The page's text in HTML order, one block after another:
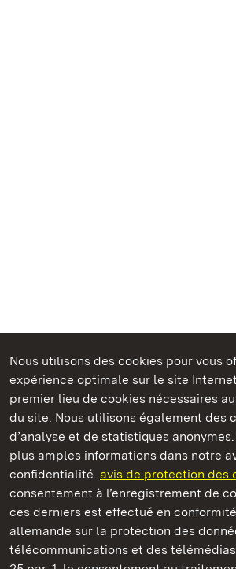
Nous utilisons des cookies pour vous
expérience optimale sur le site
premier lieu de cookies nécessaires
du site. Nous utilisons également des
d’analyse et de statistiques
plus amples informations dans notre
confidentialité. avis de protection des
consentement à l’enregistrement de
ces derniers est effectué en
allemande sur la protection des
télécommunications et des télémédias
Châteaux et jardins publics du
Staatliche Schlösser und Gärten
Châteaux et jardins publics du Bade-
ContactFAQ et réponsesMentions
Protection des données